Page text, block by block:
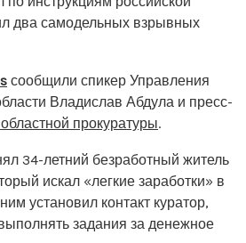
два самодельных взрывных
сообщили спикер Управления
Владислав Абдула и пресс-
прокуратуры.
34-летний безработный житель
искал «легкие заработки» в
установил контакт куратор,
задания за денежное